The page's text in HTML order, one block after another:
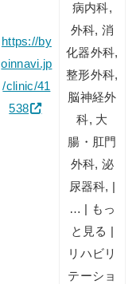
https://by
oinnavi.jp
/clinic/41
538
病内科,
外科, 消
化器外科,
整形外科,
脳神経外
科, 大
腸・肛門
外科, 泌
尿器科, |
… | もっ
と見る |
リハビリ
テーショ